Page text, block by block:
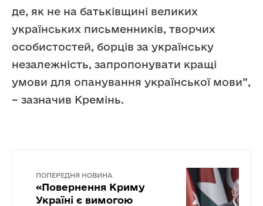
де, як не на батьківщині великих
українських письменників, творчих
особистостей, борців за українську
незалежність, запропонувати кращі
умови для опанування української мови”,
– зазначив Кремінь.
ПОПЕРЕДНЯ НОВИНА
«Повернення Криму
Україні є вимогою